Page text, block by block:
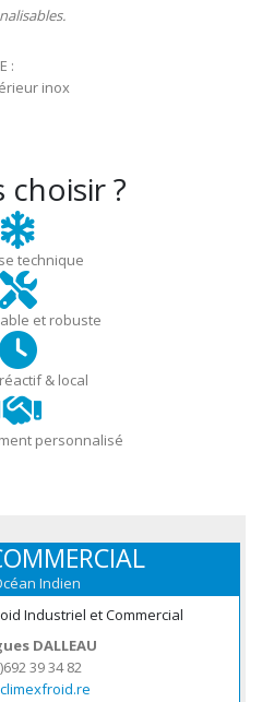
:
inox
?
technique
et robuste
& local
personnalisé
Indien
Industriel et Commercial
DALLEAU
39 34 82